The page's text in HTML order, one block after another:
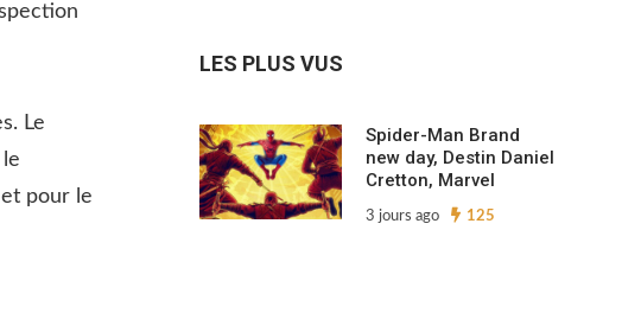
Le
pour le
LES PLUS VUS
Spider-Man Brand
new day, Destin Daniel
Cretton, Marvel
3 jours ago 125